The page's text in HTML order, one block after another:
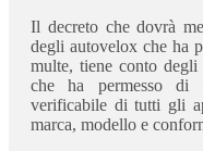
Il decreto che dovrà
degli autovelox che ha
multe, tiene conto
che ha permesso di
verificabile di tutti gli
marca, modello e